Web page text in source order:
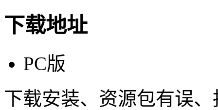
下载地址
PC版
下载安装、资源包有误